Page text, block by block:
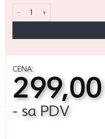
CENA:
299,00
- sa PDV